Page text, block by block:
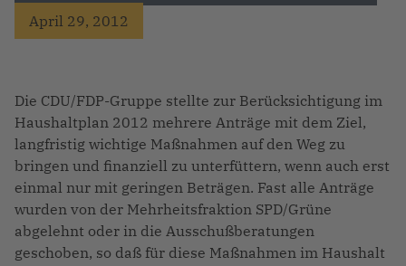
April 29, 2012
Die CDU/FDP-Gruppe stellte zur Berücksichtigung im
Haushaltplan 2012 mehrere Anträge mit dem Ziel,
langfristig wichtige Maßnahmen auf den Weg zu
bringen und finanziell zu unterfüttern, wenn auch erst
einmal nur mit geringen Beträgen. Fast alle Anträge
wurden von der Mehrheitsfraktion SPD/Grüne
abgelehnt oder in die Ausschußberatungen
geschoben, so daß für diese Maßnahmen im Haushalt